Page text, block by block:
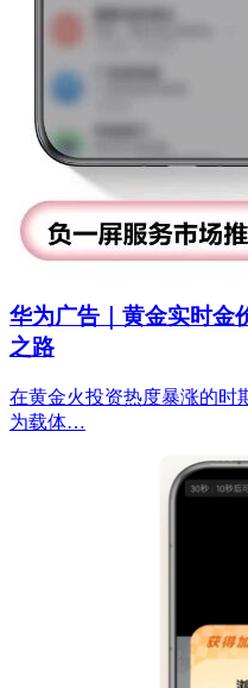
华为广告｜黄金实时金
之路
在黄金火投资热度暴涨的时
为载体…